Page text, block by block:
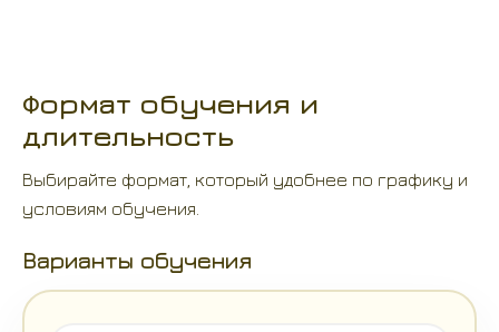
Формат обучения и
длительность
Выбирайте формат, который удобнее по графику и
условиям обучения.
Варианты обучения